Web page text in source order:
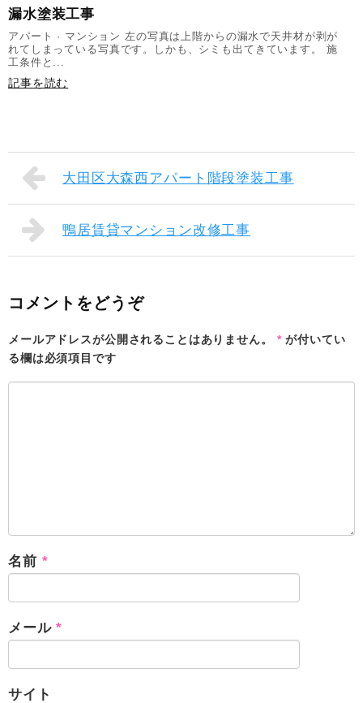
漏水塗装工事
アパート · マンション 左の写真は上階からの漏水で天井材が剥が
れてしまっている写真です。しかも、シミも出てきています。 施
工条件と...
記事を読む
大田区大森西アパート階段塗装工事
鴨居賃貸マンション改修工事
コメントをどうぞ
メールアドレスが公開されることはありません。 *が付いてい
る欄は必須項目です
名前 *
メール*
サイト